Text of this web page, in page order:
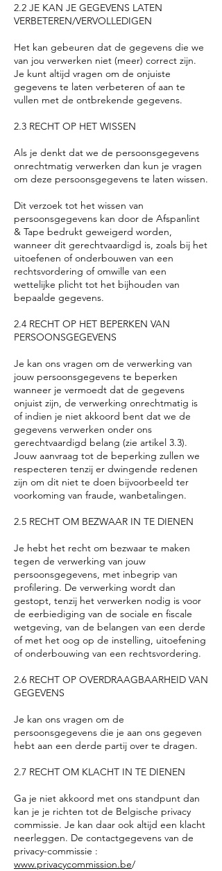
2.2 JE KAN JE GEGEVENS LATEN
VERBETEREN/VERVOLLEDIGEN
Het kan gebeuren dat de gegevens die we
van jou verwerken niet (meer) correct zijn.
Je kunt altijd vragen om de onjuiste
gegevens te laten verbeteren of aan te
vullen met de ontbrekende gegevens.
2.3 RECHT OP HET WISSEN
Als je denkt dat we de persoonsgegevens
onrechtmatig verwerken dan kun je vragen
om deze persoonsgegevens te laten wissen.
Dit verzoek tot het wissen van
persoonsgegevens kan door de Afspanlint
& Tape bedrukt geweigerd worden,
wanneer dit gerechtvaardigd is, zoals bij het
uitoefenen of onderbouwen van een
rechtsvordering of omwille van een
wettelijke plicht tot het bijhouden van
bepaalde gegevens.
2.4 RECHT OP HET BEPERKEN VAN
PERSOONSGEGEVENS
Je kan ons vragen om de verwerking van
jouw persoonsgegevens te beperken
wanneer je vermoedt dat de gegevens
onjuist zijn, de verwerking onrechtmatig is
of indien je niet akkoord bent dat we de
gegevens verwerken onder ons
gerechtvaardigd belang (zie artikel 3.3).
Jouw aanvraag tot de beperking zullen we
respecteren tenzij er dwingende redenen
zijn om dit niet te doen bijvoorbeeld ter
voorkoming van fraude, wanbetalingen.
2.5 RECHT OM BEZWAAR IN TE DIENEN
Je hebt het recht om bezwaar te maken
tegen de verwerking van jouw
persoonsgegevens, met inbegrip van
profilering. De verwerking wordt dan
gestopt, tenzij het verwerken nodig is voor
de eerbiediging van de sociale en fiscale
wetgeving, van de belangen van een derde
of met het oog op de instelling, uitoefening
of onderbouwing van een rechtsvordering.
2.6 RECHT OP OVERDRAAGBAARHEID VAN
GEGEVENS
Je kan ons vragen om de
persoonsgegevens die je aan ons gegeven
hebt aan een derde partij over te dragen.
2.7 RECHT OM KLACHT IN TE DIENEN
Ga je niet akkoord met ons standpunt dan
kan je je richten tot de Belgische privacy
commissie. Je kan daar ook altijd een klacht
neerleggen. De contactgegevens van de
privacy-commissie :
www.privacycommission.be/